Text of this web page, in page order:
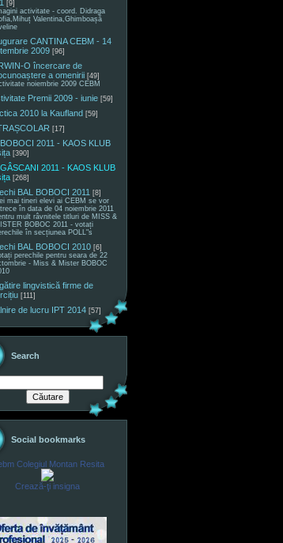
[9]
activitate - coord. Didraga
Valentina,Ghimboașă
CANTINA CEBM - 14
2009 [96]
O încercare de
a omenirii [49]
noiembrie 2009 CEBM
Premii 2009 - iunie [59]
2010 la Kaufland [59]
[17]
2011 - KAOS KLUB
[390]
2011 - KAOS KLUB
[268]
BAL BOBOCI 2011 [8]
mai tineri elevi ai CEBM se vor
în data de 04 noiembrie 2011
mult râvnitele titluri de MISS &
BOBOC 2011 - votați
în secțiunea POLL"s
BAL BOBOCI 2010 [6]
perechile pentru seara de 22
- Miss & Mister BOBOC
lingvistică firme de
[111]
de lucru IPT 2014 [57]
Search
Social bookmarks
Colegiul Montan Resita
Crează-ţi insigna